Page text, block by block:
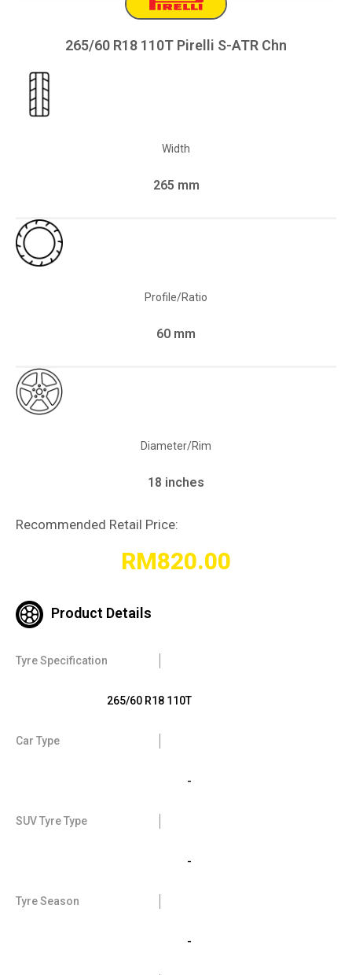
265/60 R18 110T Pirelli S-ATR Chn
Width
265 mm
Profile/Ratio
60 mm
Diameter/Rim
18 inches
Recommended Retail Price:
RM820.00
Product Details
Tyre Specification
265/60 R18 110T
Car Type
-
SUV Tyre Type
-
Tyre Season
-